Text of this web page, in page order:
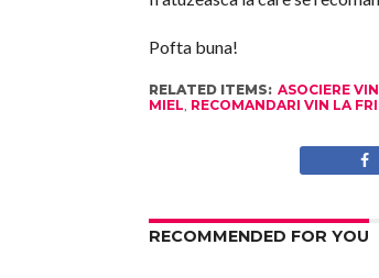
Pofta buna!
RELATED ITEMS: ASOCIERE
MIEL, RECOMANDARI VIN LA
RECOMMENDED FOR YOU